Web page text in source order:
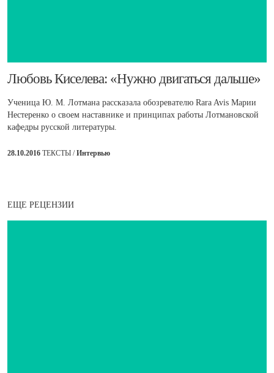
​Любовь Киселева: «Нужно двигаться дальше»
Ученица Ю. М. Лотмана рассказала обозревателю Rara Avis Марии
Нестеренко о своем наставнике и принципах работы Лотмановской
кафедры русской литературы.
28.10.2016 ТЕКСТЫ /Интервью
ЕЩЕ РЕЦЕНЗИИ